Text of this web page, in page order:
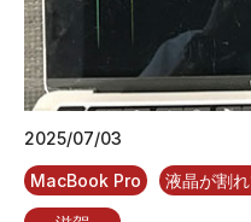
2025/07/03
MacBook Pro 液晶が割